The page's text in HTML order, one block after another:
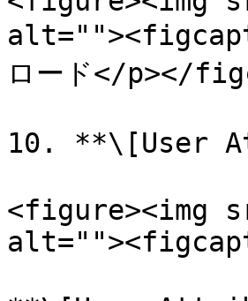
ロード</p></
10. **\[User
<figure><img